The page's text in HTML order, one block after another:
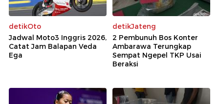
detikOto
Jadwal Moto3 Inggris 2026,
Catat Jam Balapan Veda
Ega
detikJateng
2 Pembunuh Bos Konter
Ambarawa Terungkap
Sempat Ngepel TKP Usai
Beraksi